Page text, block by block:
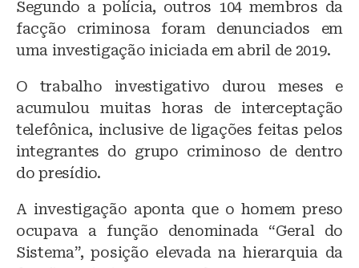
y
o
o
k
p
p
Segundo a polícia, outros 104 membros da
facção criminosa foram denunciados em
uma investigação iniciada em abril de 2019.
O trabalho investigativo durou meses e
acumulou muitas horas de interceptação
telefônica, inclusive de ligações feitas pelos
integrantes do grupo criminoso de dentro
do presídio.
A investigação aponta que o homem preso
ocupava a função denominada “Geral do
Sistema”, posição elevada na hierarquia da